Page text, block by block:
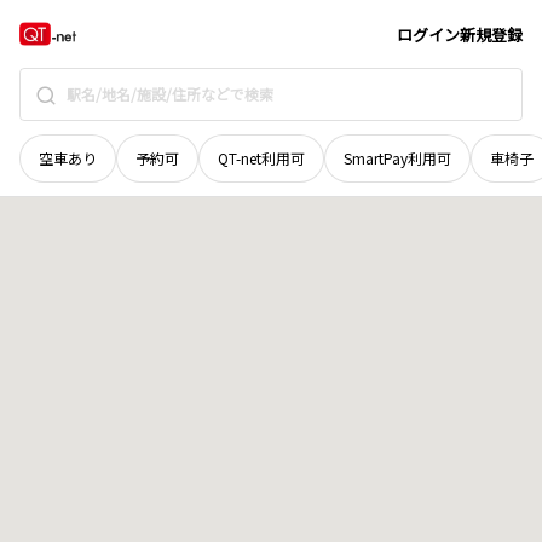
ログイン新規登録
空車あり 予約可 QT-net利用可 SmartPay利用可 車椅子
福井県